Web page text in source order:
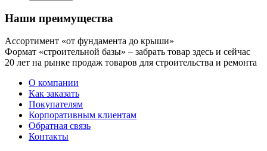
Наши преимущества
Ассортимент «от фундамента до крыши»
Формат «строительной базы» – забрать товар здесь и сейчас
20 лет на рынке продаж товаров для строительства и ремонта
О компании
Как заказать
Покупателям
Корпоративным клиентам
Обратная связь
Контакты